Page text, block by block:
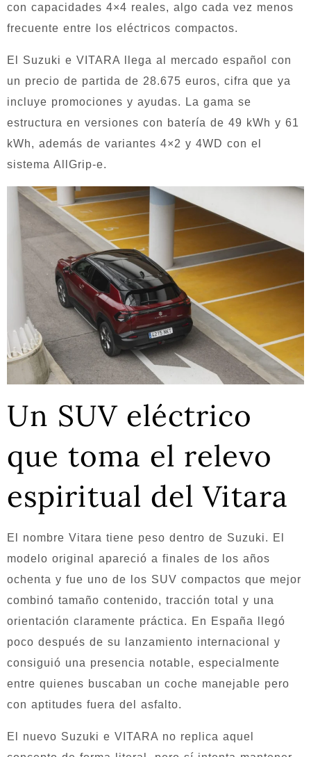
con capacidades 4×4 reales, algo cada vez menos
frecuente entre los eléctricos compactos.
El Suzuki e VITARA llega al mercado español con
un precio de partida de 28.675 euros, cifra que ya
incluye promociones y ayudas. La gama se
estructura en versiones con batería de 49 kWh y 61
kWh, además de variantes 4×2 y 4WD con el
sistema AllGrip-e.
Un SUV eléctrico
que toma el relevo
espiritual del Vitara
El nombre Vitara tiene peso dentro de Suzuki. El
modelo original apareció a finales de los años
ochenta y fue uno de los SUV compactos que mejor
combinó tamaño contenido, tracción total y una
orientación claramente práctica. En España llegó
poco después de su lanzamiento internacional y
consiguió una presencia notable, especialmente
entre quienes buscaban un coche manejable pero
con aptitudes fuera del asfalto.
El nuevo Suzuki e VITARA no replica aquel